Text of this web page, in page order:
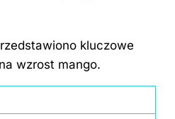
kluczowe
wzrost mango.